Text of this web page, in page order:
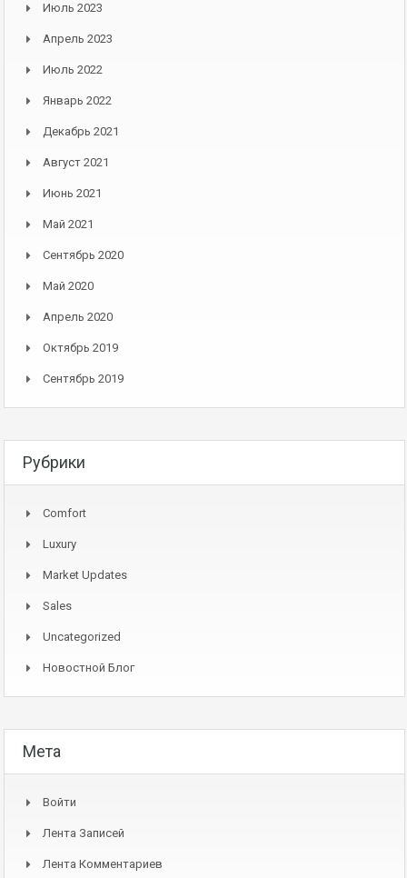
Июль 2023
Апрель 2023
Июль 2022
Январь 2022
Декабрь 2021
Август 2021
Июнь 2021
Май 2021
Сентябрь 2020
Май 2020
Апрель 2020
Октябрь 2019
Сентябрь 2019
Рубрики
Comfort
Luxury
Market Updates
Sales
Uncategorized
Новостной Блог
Мета
Войти
Лента Записей
Лента Комментариев